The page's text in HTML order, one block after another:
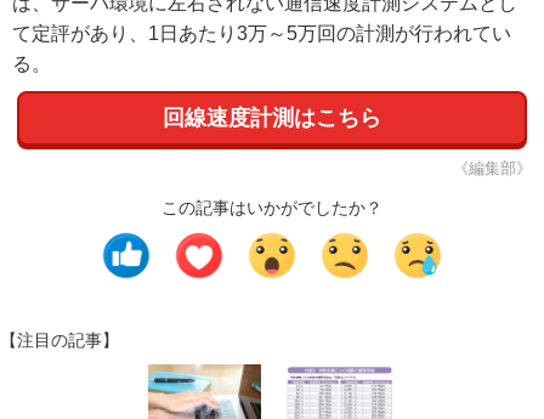
て定評があり、1日あたり3万～5万回の計測が行われてい
る。
回線速度計測はこちら
《編集部》
この記事はいかがでしたか？
【注目の記事】